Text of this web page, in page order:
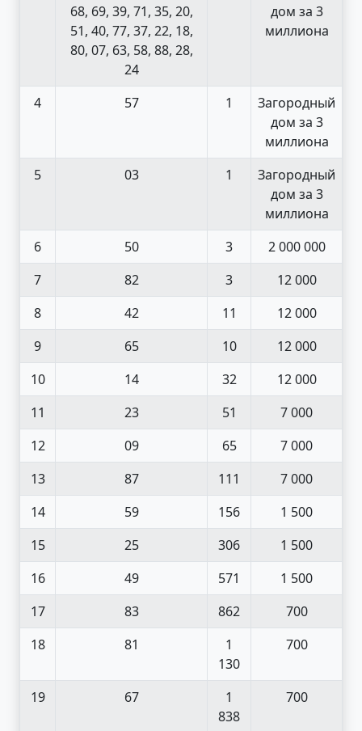
68, 69, 39, 71, 35, 20,
51, 40, 77, 37, 22, 18,
80, 07, 63, 58, 88, 28,
24
дом за 3
миллиона
4 57 1
Загородный
дом за 3
миллиона
5
03 1
Загородный
дом за 3
миллиона
6
50 3
2 000 000
7
82 3
12 000
8
42 11
12 000
9
65 10
12 000
10
14 32
12 000
11
23 51
7 000
12
09 65
7 000
13
87 111
7 000
14
59 156
1 500
15
25 306
1 500
16
49 571
1 500
17
83 862
700
18
81
1
130
700
19 67
1
838
700